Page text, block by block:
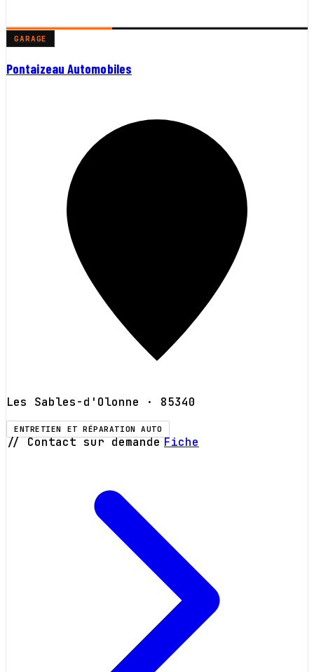
GARAGE
Pontaizeau Automobiles
Les Sables-d'Olonne · 85340
ENTRETIEN ET RÉPARATION AUTO
// Contact sur demande Fiche